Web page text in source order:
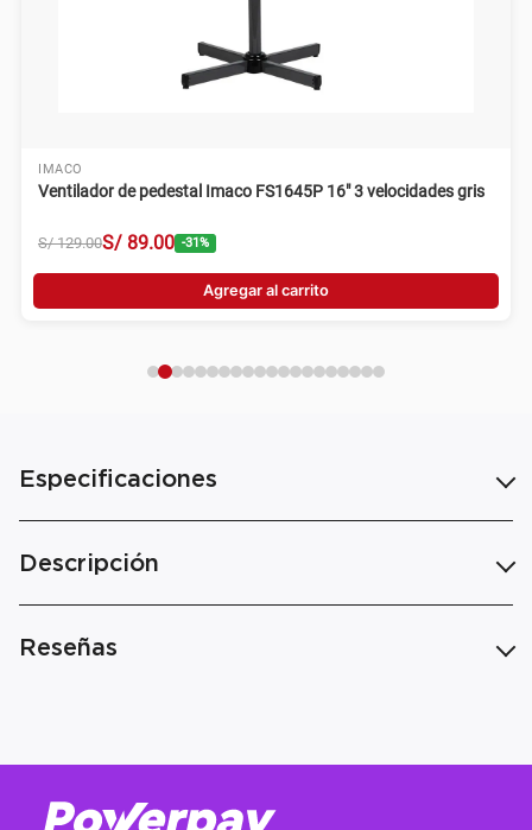
IMACO
Ventilador de pedestal Imaco FS1645P 16" 3 velocidades gris
S/ 129.00S/ 89.00 -31%
Agregar al carrito
Especificaciones
Descripción
Reseñas